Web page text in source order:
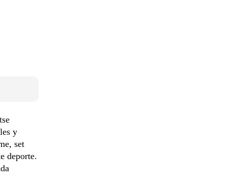
y
set
deporte.